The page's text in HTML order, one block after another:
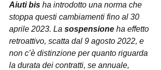
Aiuti bis ha introdotto una norma che
stoppa questi cambiamenti fino al 30
aprile 2023. La sospensione ha effetto
retroattivo, scatta dal 9 agosto 2022, e
non c’è distinzione per quanto riguarda
la durata dei contratti, se annuale,